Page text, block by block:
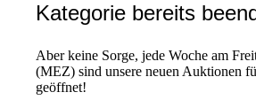
Kategorie bereits
Aber keine Sorge, jede Woche am
(MEZ) sind unsere neuen Auktionen
geöffnet!